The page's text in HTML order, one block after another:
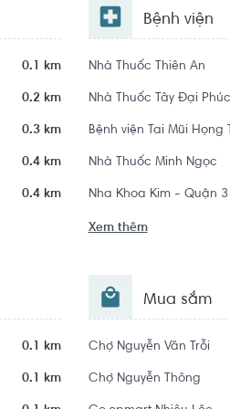
0.1 km
0.2 km
0.3 km
0.4 km
0.4 km
Bệnh viện
Nhà Thuốc Thiên An
Nhà Thuốc Tây Đại Phúc
Nhà Thuốc Minh Ngọc
Nha Khoa Kim - Quận 3
Xem thêm
0.1 km
0.1 km
Mua sắm
Chợ Nguyễn Văn Trỗi
Chợ Nguyễn Thông